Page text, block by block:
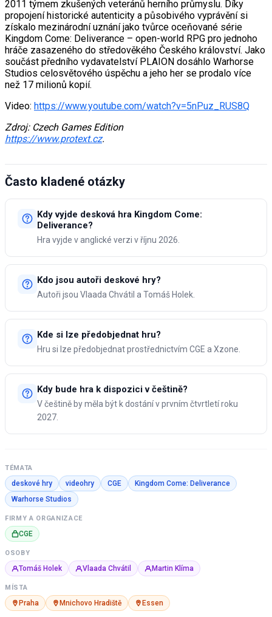
2011 týmem zkušených veteránů herního průmyslu. Díky
propojení historické autenticity a působivého vyprávění si
získalo mezinárodní uznání jako tvůrce oceňované série
Kingdom Come: Deliverance – open-world RPG pro jednoho
hráče zasazeného do středověkého Českého království. Jako
součást předního vydavatelství PLAION dosáhlo Warhorse
Studios celosvětového úspěchu a jeho her se prodalo více
než 17 milionů kopií.
Video: https://www.youtube.com/watch?v=5nPuz_RUS8Q
Zdroj: Czech Games Edition
https://www.protext.cz.
Často kladené otázky
Kdy vyjde desková hra Kingdom Come:
Deliverance?
Hra vyjde v anglické verzi v říjnu 2026.
Kdo jsou autoři deskové hry?
Autoři jsou Vlaada Chvátil a Tomáš Holek.
Kde si lze předobjednat hru?
Hru si lze předobjednat prostřednictvím CGE a Xzone.
Kdy bude hra k dispozici v češtině?
V češtině by měla být k dostání v prvním čtvrtletí roku
2027.
TÉMATA
deskové hry videohry CGE
Kingdom Come: Deliverance
Warhorse Studios
FIRMY A ORGANIZACE
CGE
OSOBY
Tomáš Holek Vlaada Chvátil Martin Klíma
MÍSTA
Praha Mnichovo Hradiště Essen